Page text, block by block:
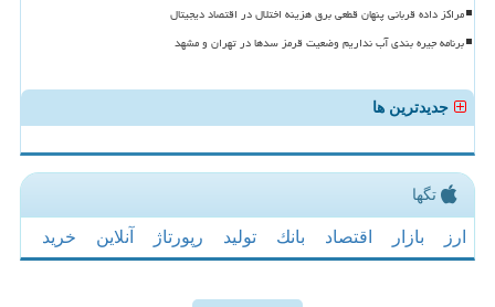
مراکز داده قربانی پنهان قطعی برق هزینه اختلال در اقتصاد دیجیتال
برنامه جیره بندی آب نداریم وضعیت قرمز سدها در تهران و مشهد
جدیدترین ها
تگها
ارز بازار اقتصاد بانك تولید رپورتاژ آنلاین خرید